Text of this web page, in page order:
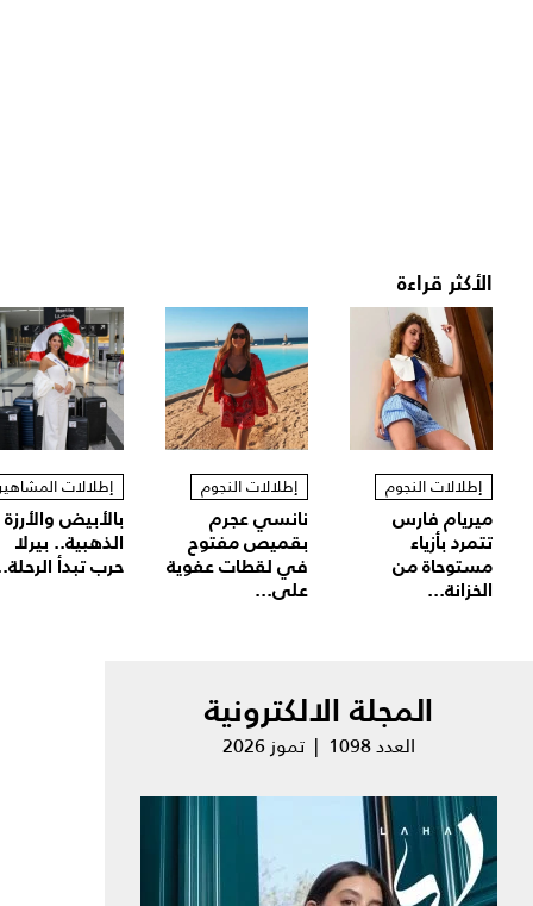
الأكثر قراءة
إطلالات النجوم
ميريام فارس
تتمرد بأزياء
مستوحاة من
الخزانة...
إطلالات النجوم
نانسي عجرم
بقميص مفتوح
في لقطات عفوية
على...
إطلالات
بالأبيض والأرزة
الذهبية.. بيرلا
حرب تبدأ
المجلة الالكترونية
العدد 1098 | تموز 2026